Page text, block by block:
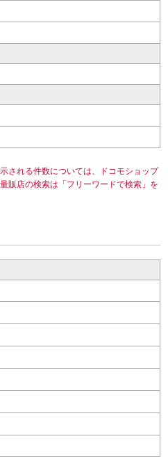
される件数については、ドコモショップ
販店の検索は「フリーワードで検索」を